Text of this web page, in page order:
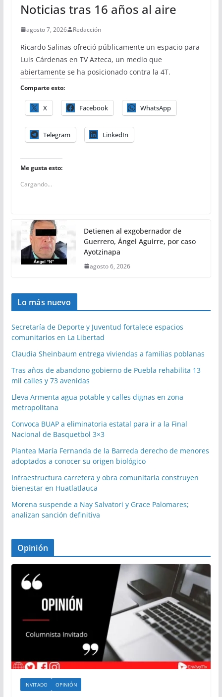
Noticias tras 16 años al aire
agosto 7, 2026 Redacción
Ricardo Salinas ofreció públicamente un espacio para
Luis Cárdenas en TV Azteca, un medio que
abiertamente se ha posicionado contra la 4T.
Comparte esto:
X Facebook WhatsApp
Telegram LinkedIn
Me gusta esto:
Cargando...
Detienen al exgobernador de
Guerrero, Ángel Aguirre, por caso
Ayotzinapa
agosto 6, 2026
Lo más nuevo
Secretaría de Deporte y Juventud fortalece espacios
comunitarios en La Libertad
Claudia Sheinbaum entrega viviendas a familias poblanas
Tras años de abandono gobierno de Puebla rehabilita 13
mil calles y 73 avenidas
Lleva Armenta agua potable y calles dignas en zona
metropolitana
Convoca BUAP a eliminatoria estatal para ir a la Final
Nacional de Basquetbol 3×3
Plantea María Fernanda de la Barreda derecho de menores
adoptados a conocer su origen biológico
Infraestructura carretera y obra comunitaria construyen
bienestar en Huatlatlauca
Morena suspende a Nay Salvatori y Grace Palomares;
analizan sanción definitiva
Opinión
INVITADO OPINIÓN